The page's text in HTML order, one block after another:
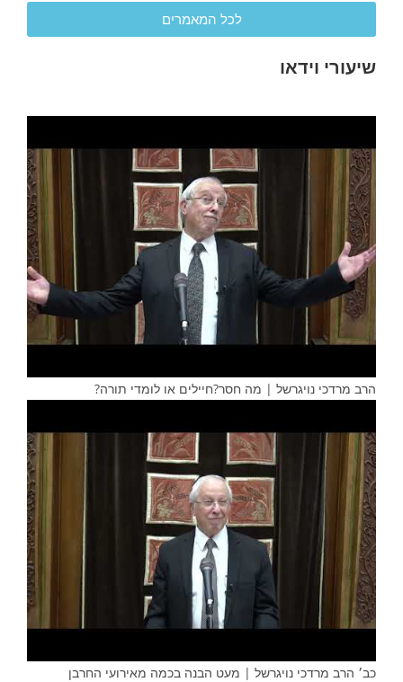
לכל המאמרים
שיעורי וידאו
הרב מרדכי נויגרשל | מה חסר?חיילים או לומדי תורה?
כב׳ הרב מרדכי נויגרשל | מעט הבנה בכמה מאירועי החרבן